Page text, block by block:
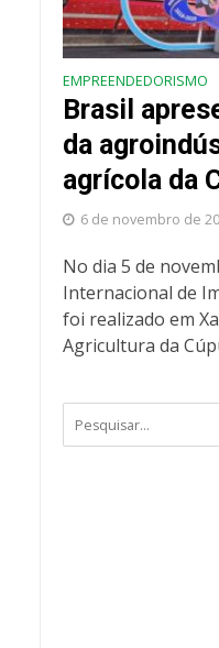
EMPREENDEDORISMO
Brasil
da
agrícola da
6 de novembro de
No dia 5 de
Internacional de
foi realizado em
Agricultura da